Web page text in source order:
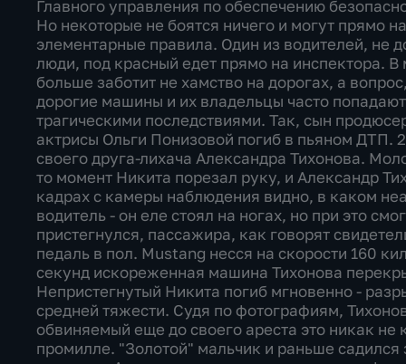
Главного управления по обеспечению
Но некоторые не боятся ничего и могут прямо
элементарные правила. Один из водителей, не
люди, под красный едет прямо на инспектора.
больше заботит не хамство на дорогах, а
дорогие машины и их владельцы часто
трагическими последствиями. Так, сын
актрисы Ольги Понизовой погиб в пьяном ДТП.
своего друга-лихача Александра Тихонова.
то момент Никита порезал руку, и Александр
кадрах с камеры наблюдения видно, в каком
водитель - он еле стоял на ногах, но при это
пристегнулся, пассажира, как говорят
педаль в пол. Mustang несся на скорости 160
секунд искореженная машина Тихонова
Непристегнутый Никита погиб мгновенно -
средней тяжести. Судя по фотографиям,
обвиняемый еще до своего ареста это никак
промилле. "Золотой" мальчик и раньше садился